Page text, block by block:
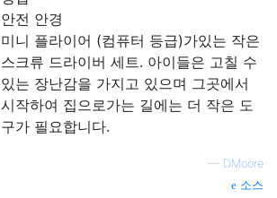
안전 안경
미니 플라이어 (컴퓨터 등급)가있는 작은
스크류 드라이버 세트. 아이들은 고칠 수
있는 장난감을 가지고 있으며 그곳에서
시작하여 집으로가는 길에는 더 작은 도
구가 필요합니다.
— DMoore
소스